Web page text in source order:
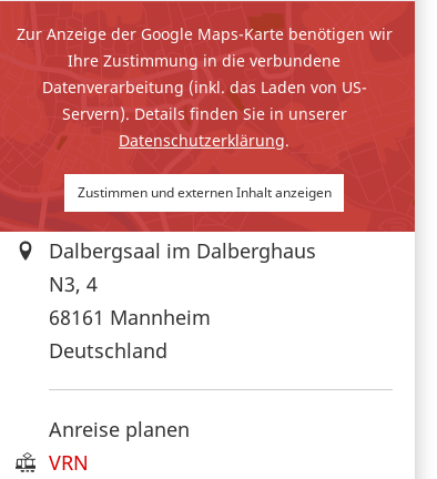
Zur Anzeige der Google Maps-Karte benötigen wir
Ihre Zustimmung in die verbundene
Datenverarbeitung (inkl. das Laden von US-
Servern). Details finden Sie in unserer
Datenschutzerklärung.
Zustimmen und externen Inhalt anzeigen
Dalbergsaal im Dalberghaus
N3, 4
68161 Mannheim
Deutschland
Anreise planen
VRN